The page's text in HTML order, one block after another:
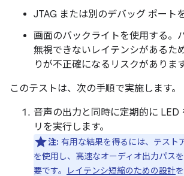
JTAG または別のデバッグ ポート
画面のバックライトを使用する。
無視できないレイテンシがあるた
りが不正確になるリスクがあります
このテストは、次の手順で実施します。
音声の出力と同時に定期的に LED
リを実行します。
注: 有用な結果を得るには、テスト
を使用し、高速なオーディオ出力パス
要です。
レイテンシ短縮のための設計